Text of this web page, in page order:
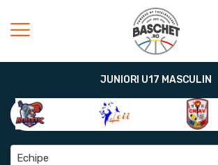
JUNIORI U17 MASCULIN
Echipe